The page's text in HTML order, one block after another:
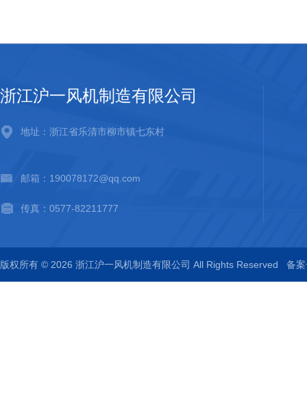
浙江沪一风机制造有限公司
地址：浙江省乐清市柳市镇七东村
邮箱：190078172@qq.com
传真：0577-82211777
版权所有 © 2026 浙江沪一风机制造有限公司 All Rights Reserved 备